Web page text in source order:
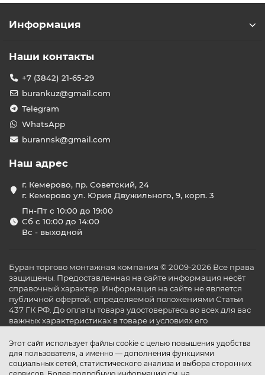
Этот сайт использует файлы cookie с целью повышения удобства
для пользователя, а именно — дополнения функциями
социальных сетей, статистического анализа и выбора сторонних
Информация
Наши контакты
+7 (3842) 21-65-29
burankuz@gmail.com
Telegram
WhatsApp
burannsk@gmail.com
Наш адрес
г. Кемерово, пр. Советский, 24
г. Кемерово ул. Юрия Двужильного, 9, корп. 3
Пн-Пт с 10:00 до 19:00
Сб с 10:00 до 14:00
Вс - выходной
Буран торгово монтажная компания © 2009-2026 Все права
защищены. Предоставленная на сайте информация несёт
справочный характер. Информация на сайте не является
публичной офертой, определяемой положениями Статьи
437 ГК РФ. До оплаты товара удостоверьтесь во всех для вас
важных характеристиках в товаре и условиях его